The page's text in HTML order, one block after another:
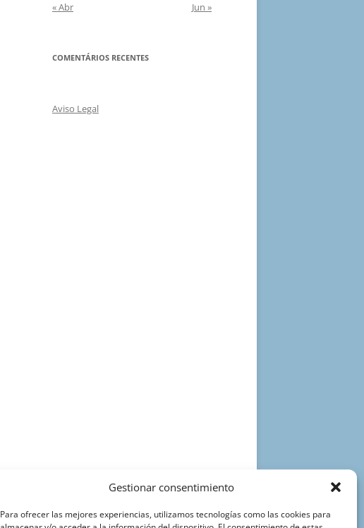
Gestionar consentimiento
Para ofrecer las mejores experiencias, utilizamos tecnologías como las cookies para
« Abr
Jun »
COMENTÁRIOS RECENTES
Aviso Legal